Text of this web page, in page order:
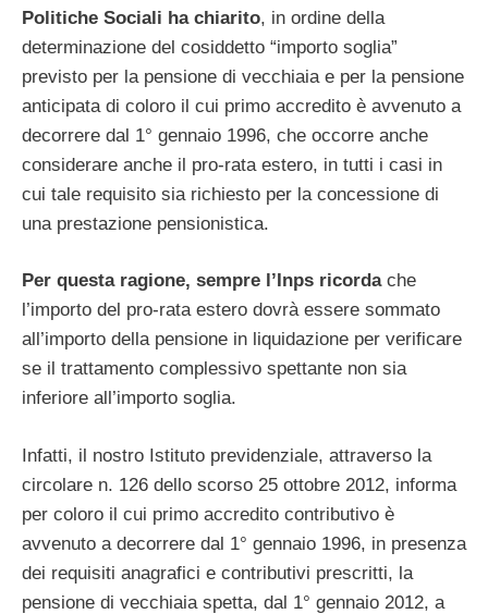
Politiche Sociali ha chiarito, in ordine della
determinazione del cosiddetto “importo soglia”
previsto per la pensione di vecchiaia e per la pensione
anticipata di coloro il cui primo accredito è avvenuto a
decorrere dal 1° gennaio 1996, che occorre anche
considerare anche il pro-rata estero, in tutti i casi in
cui tale requisito sia richiesto per la concessione di
una prestazione pensionistica.
Per questa ragione, sempre l’Inps ricordache
l’importo del pro-rata estero dovrà essere sommato
all’importo della pensione in liquidazione per verificare
se il trattamento complessivo spettante non sia
inferiore all’importo soglia.
Infatti, il nostro Istituto previdenziale, attraverso la
circolare n. 126 dello scorso 25 ottobre 2012, informa
per coloro il cui primo accredito contributivo è
avvenuto a decorrere dal 1° gennaio 1996, in presenza
dei requisiti anagrafici e contributivi prescritti, la
pensione di vecchiaia spetta, dal 1° gennaio 2012, a